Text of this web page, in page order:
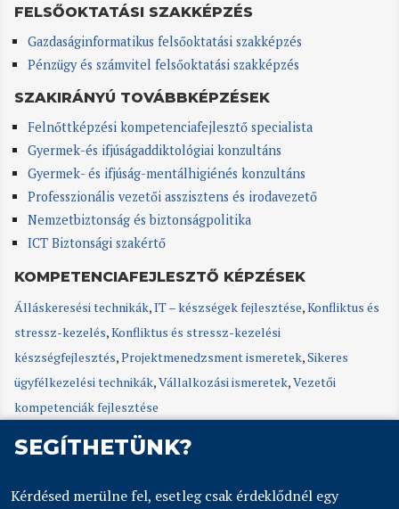
FELSŐOKTATÁSI SZAKKÉPZÉS
Gazdaságinformatikus felsőoktatási szakképzés
Pénzügy és számvitel felsőoktatási szakképzés
SZAKIRÁNYÚ TOVÁBBKÉPZÉSEK
Felnőttképzési kompetenciafejlesztő specialista
Gyermek-és ifjúságaddiktológiai konzultáns
Gyermek- és ifjúság-mentálhigiénés konzultáns
Professzionális vezetői asszisztens és irodavezető
Nemzetbiztonság és biztonságpolitika
ICT Biztonsági szakértő
KOMPETENCIAFEJLESZTŐ KÉPZÉSEK
Álláskeresési technikák,IT – készségek fejlesztése,Konfliktus és
stressz-kezelés,Konfliktus és stressz-kezelési
készségfejlesztés,Projektmenedzsment ismeretek,Sikeres
ügyfélkezelési technikák,Vállalkozási ismeretek,Vezetői
kompetenciák fejlesztése
SEGÍTHETÜNK?
Kérdésed merülne fel, esetleg csak érdeklődnél egy